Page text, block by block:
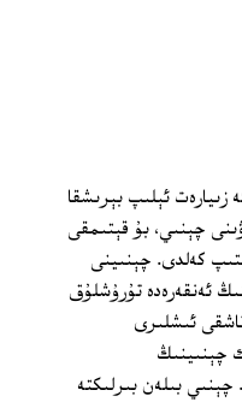
زىيارەت ئېلىپ بېرىشقا
چېنىي، بۇ قېتىمقى
كەلدى. چېنىينى
ئەنقەرەدە تۇرۇشلۇق
ئىشلىرى
چېنىينىڭ
بىلەن بىرلىكتە